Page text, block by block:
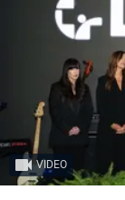
VIDEO